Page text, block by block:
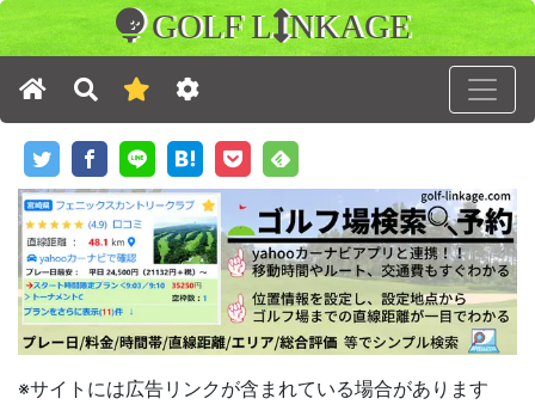
GOLF L NKAGE
※サイトには広告リンクが含まれている場合があります